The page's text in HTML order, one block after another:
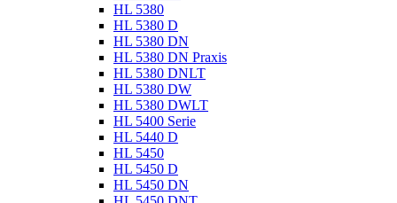
HL 5380
HL 5380 D
HL 5380 DN
HL 5380 DN Praxis
HL 5380 DNLT
HL 5380 DW
HL 5380 DWLT
HL 5400 Serie
HL 5440 D
HL 5450
HL 5450 D
HL 5450 DN